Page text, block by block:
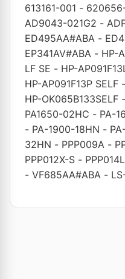
613161-001 -
AD9043-021G2 -
ED495AA#ABA -
EP341AV#ABA - HP-
LF SE - HP-
HP-AP091F13P SELF -
HP-OK065B133SELF -
PA1650-02HC - PA-
- PA-1900-18HN -
32HN - PPP009A -
PPP012X-S - PPP014L
- VF685AA#ABA -